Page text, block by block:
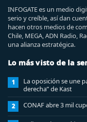
INFOGATE es un medio
serio y creíble, así dan
hacen otros medios de
Chile, MEGA, ADN Radio,
una alianza estratégica.
Lo más visto de la
1
La oposición se une
derecha” de Kast
2 CONAF abre 3 mil